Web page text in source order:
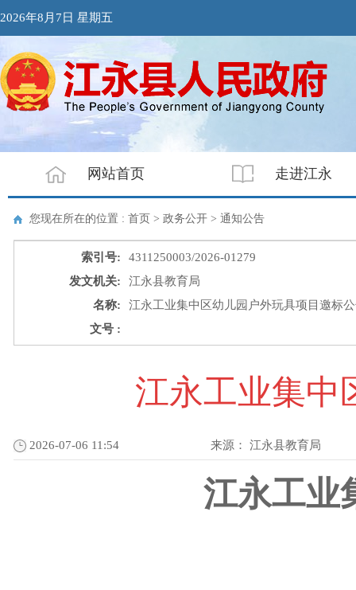
2026年8月7日 星期五
网站首页 走进江永
您现在所在的位置 : 首页 > 政务公开 > 通知公告
索引号:
4311250003/2026-01279
发文机关:
江永县教育局
名称:
江永工业集中区幼儿园户外玩具项目邀标
文号 :
江永工业集中
2026-07-06 11:54 来源： 江永县教育局
江永工业